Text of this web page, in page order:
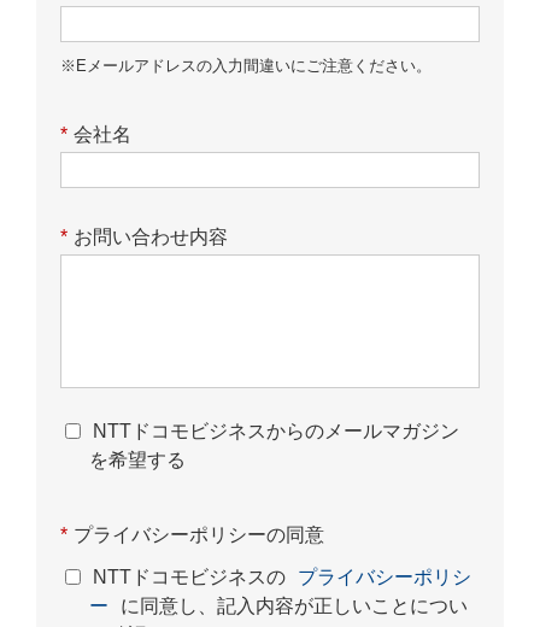
※Eメールアドレスの入力間違いにご注意ください。
* 会社名
* お問い合わせ内容
NTTドコモビジネスからのメールマガジン
を希望する
* プライバシーポリシーの同意
NTTドコモビジネスの
プライバシーポリシ
ー
に同意し、記入内容が正しいことについ